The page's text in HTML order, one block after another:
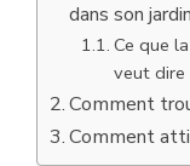
dans son
Ce que
veut dire
Comment
Comment